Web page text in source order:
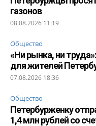
газонов
08.08.2026 11:19
Общество
«Ни рынка, ни
для жителей
07.08.2026 18:36
Общество
Петербурженку
1,4 млн рублей со